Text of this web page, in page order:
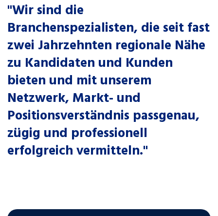
"Wir sind die
Branchenspezialisten, die seit fast
zwei Jahrzehnten regionale Nähe
zu Kandidaten und Kunden
bieten und mit unserem
Netzwerk, Markt- und
Positionsverständnis passgenau,
zügig und professionell
erfolgreich vermitteln."